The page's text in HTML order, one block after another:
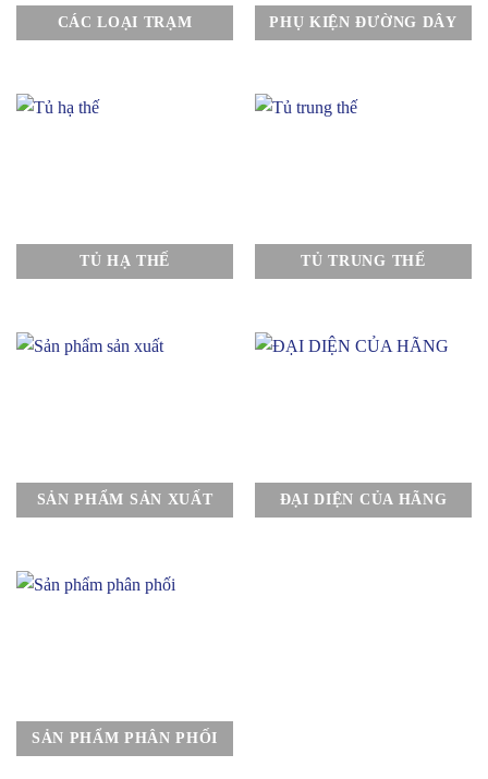
CÁC LOẠI TRẠM PHỤ KIỆN ĐƯỜNG DÂY
TỦ HẠ THẾ TỦ TRUNG THẾ
SẢN PHẨM SẢN XUẤT ĐẠI DIỆN CỦA HÃNG
SẢN PHẨM PHÂN PHỐI